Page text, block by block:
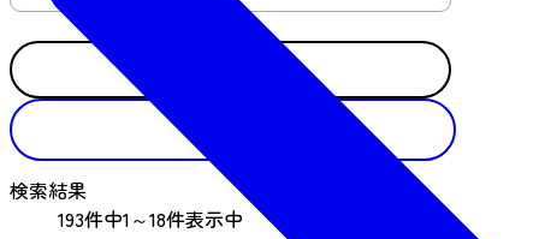
検索結果
193件中1～18件表示中